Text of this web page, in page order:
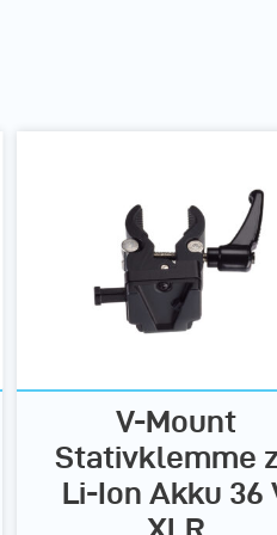
V-Mount
Stativklemme
Li-Ion Akku 36